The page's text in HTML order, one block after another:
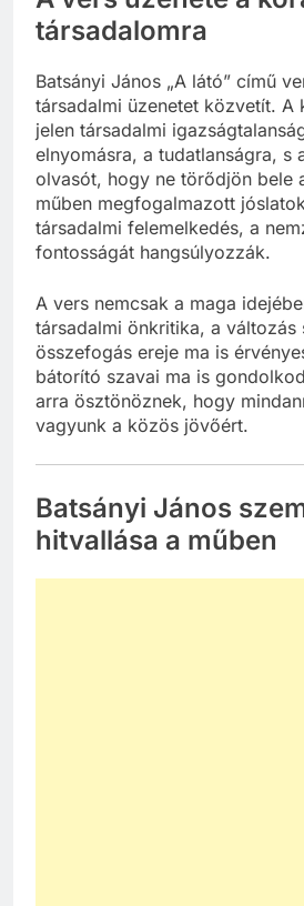
A vers üzenete a
társadalomra
Batsányi János „A látó” című
társadalmi üzenetet közvetít. A
jelen társadalmi
elnyomásra, a tudatlanságra, s
olvasót, hogy ne törődjön bele
műben megfogalmazott
társadalmi felemelkedés, a
A vers nemcsak a maga
társadalmi önkritika, a változás
összefogás ereje ma is
bátorító szavai ma is
arra ösztönöznek, hogy
Batsányi János
hitvallása a műben